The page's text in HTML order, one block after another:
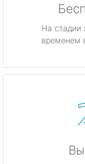
На стадии
временем